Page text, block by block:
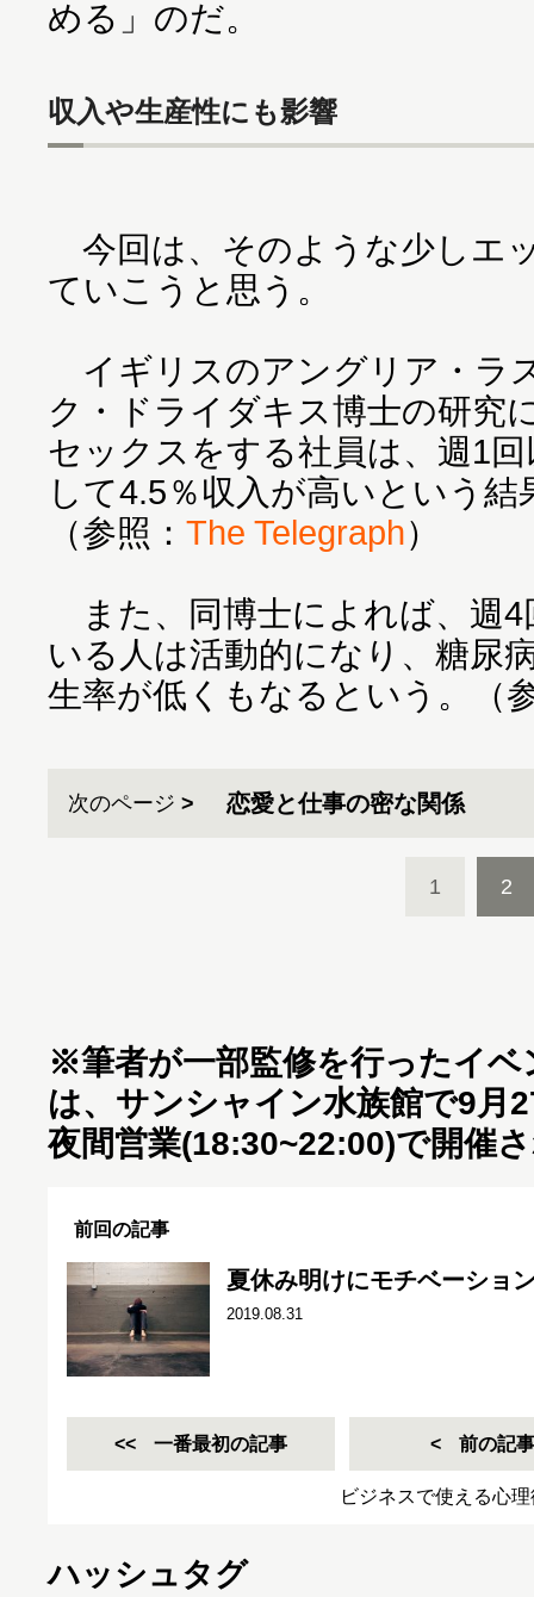
める」のだ。
収入や生産性にも影響
今回は、そのような少しエ
ていこうと思う。
イギリスのアングリア・ラ
ク・ドライダキス博士の研究
セックスをする社員は、週1
して4.5％収入が高いという
（参照： The Telegraph）
また、同博士によれば、週4
いる人は活動的になり、糖尿
生率が低くもなるという。（
次のページ 恋愛と仕事の密な関係
1 2
※筆者が一部監修を行ったイベ
は、サンシャイン水族館で9月
夜間営業(18:30~22:00)で開催
前回の記事
夏休み明けにモチベーシ
2019.08.31
一番最初の記事 前の記事
ビジネスで使える心
ハッシュタグ